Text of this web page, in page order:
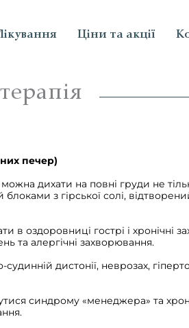
Ціни та акції
печер)
дихати на повні груди не
з гірської солі,
в оздоровниці гострі і хронічні
та алергічні захворювання.
дистонії, неврозах,
синдрому «менеджера» та